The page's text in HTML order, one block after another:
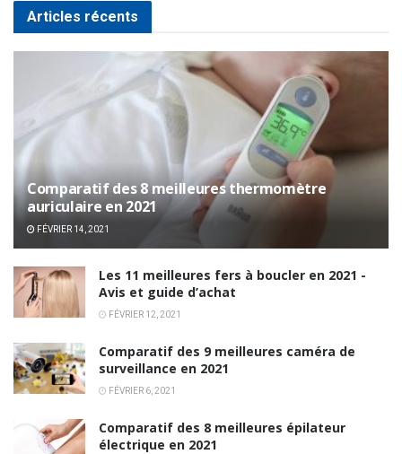
Articles récents
Comparatif des 8 meilleures thermomètre
auriculaire en 2021
FÉVRIER 14, 2021
Les 11 meilleures fers à boucler en 2021 -
Avis et guide d’achat
FÉVRIER 12, 2021
Comparatif des 9 meilleures caméra de
surveillance en 2021
FÉVRIER 6, 2021
Comparatif des 8 meilleures épilateur
électrique en 2021